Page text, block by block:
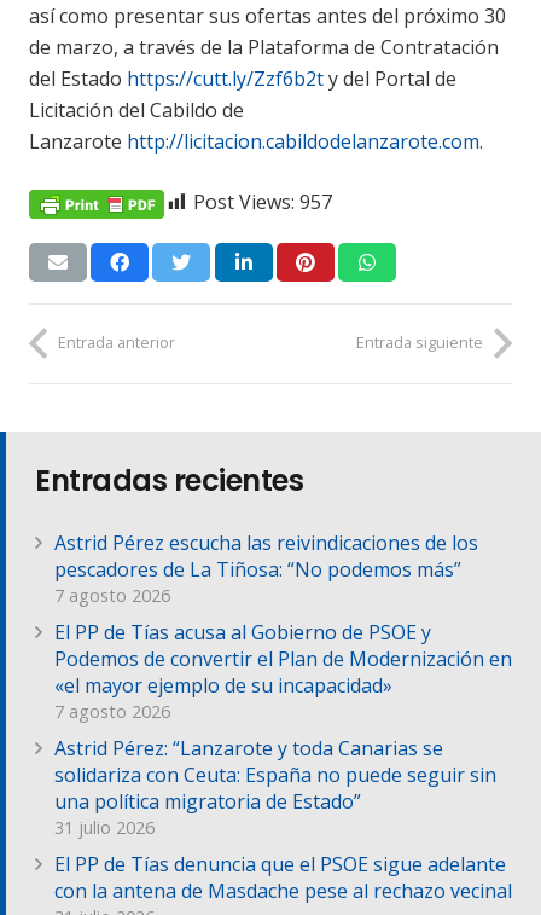
así como presentar sus ofertas antes del próximo 30
de marzo, a través de la Plataforma de Contratación
del Estado https://cutt.ly/Zzf6b2ty del Portal de
Licitación del Cabildo de
Lanzarote http://licitacion.cabildodelanzarote.com.
Post Views: 957
Entrada anterior Entrada siguiente
Entradas recientes
Astrid Pérez escucha las reivindicaciones de los
pescadores de La Tiñosa: “No podemos más”
7 agosto 2026
El PP de Tías acusa al Gobierno de PSOE y
Podemos de convertir el Plan de Modernización en
«el mayor ejemplo de su incapacidad»
7 agosto 2026
Astrid Pérez: “Lanzarote y toda Canarias se
solidariza con Ceuta: España no puede seguir sin
una política migratoria de Estado”
31 julio 2026
El PP de Tías denuncia que el PSOE sigue adelante
con la antena de Masdache pese al rechazo vecinal